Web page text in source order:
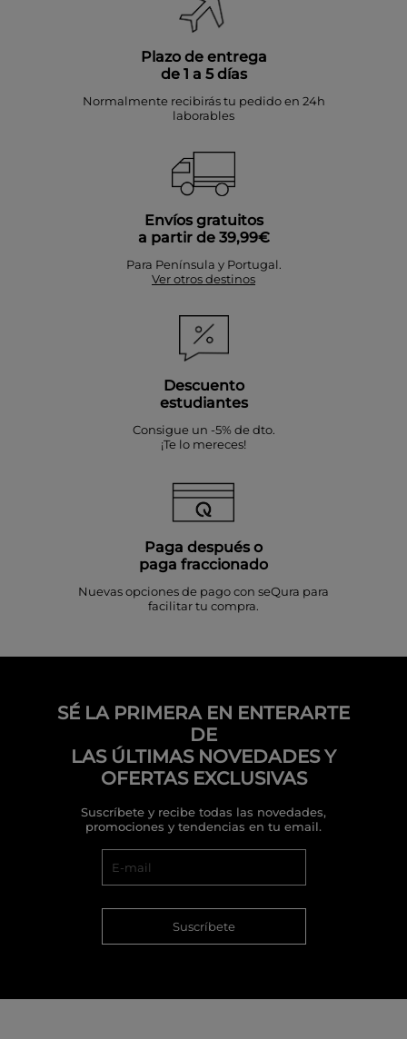
Plazo de entrega
de 1 a 5 días
Normalmente recibirás tu pedido en 24h
laborables
Envíos gratuitos
a partir de 39,99€
Para Península y Portugal.
Ver otros destinos
Descuento
estudiantes
Consigue un -5% de dto.
¡Te lo mereces!
Paga después o
paga fraccionado
Nuevas opciones de pago con seQura para
facilitar tu compra.
SÉ LA PRIMERA EN ENTERARTE
DE
LAS ÚLTIMAS NOVEDADES Y
OFERTAS EXCLUSIVAS
Suscríbete y recibe todas las novedades,
promociones y tendencias en tu email.
Suscríbete